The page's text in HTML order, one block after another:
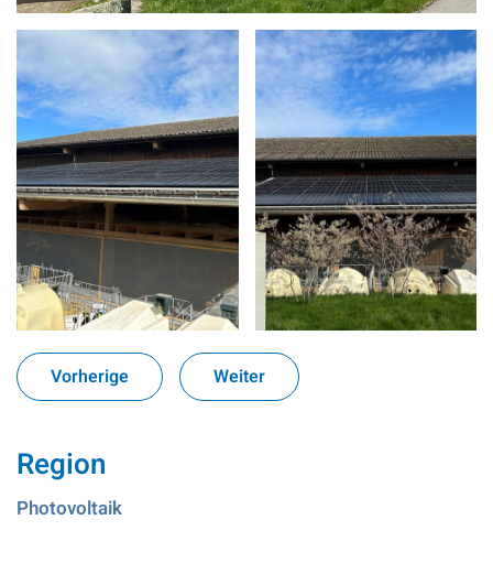
Vorherige Weiter
Region
Photovoltaik